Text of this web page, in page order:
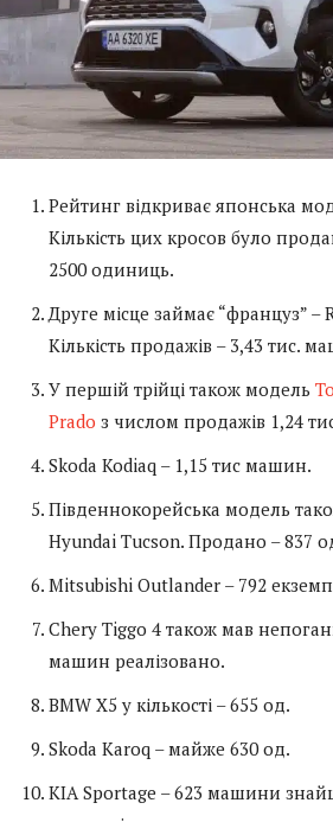
Рейтинг відкриває японська
Кількість цих кросов було
2500 одиниць.
Друге місце займає “француз” –
Кількість продажів – 3,43 тис.
У першій трійці також модель
Prado з числом продажів 1,24
Skoda Kodiaq – 1,15 тис машин.
Південнокорейська модель
Hyundai Tucson. Продано – 837
Mitsubishi Outlander – 792
Chery Tiggo 4 також мав
машин реалізовано.
BMW X5 у кількості – 655 од.
Skoda Karoq – майже 630 од.
KIA Sportage – 623 машини